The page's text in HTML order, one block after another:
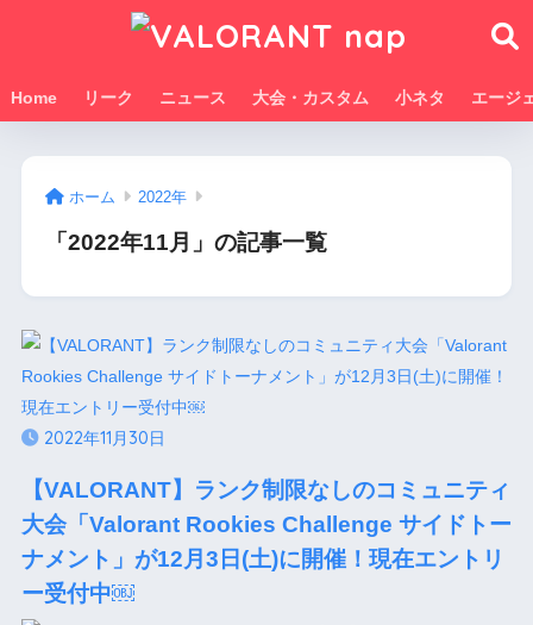
Home リーク ニュース 大会・カスタム 小ネタ エージ
ホーム 2022年
「2022年11月」の記事一覧
2022年11月30日
【VALORANT】ランク制限なしのコミュニティ
大会「Valorant Rookies Challenge サイドトー
ナメント」が12月3日(土)に開催！現在エントリ
ー受付中￼